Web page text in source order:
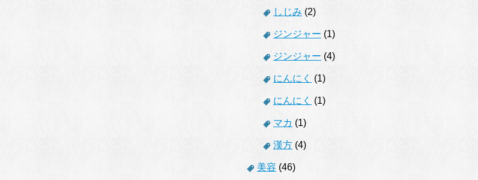
しじみ (2)
ジンジャー (1)
ジンジャー (4)
にんにく (1)
にんにく (1)
マカ (1)
漢方 (4)
美容 (46)